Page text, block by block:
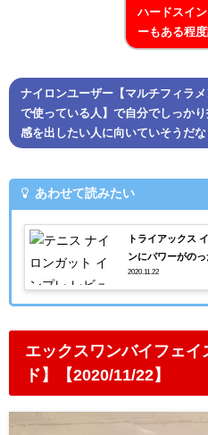
ハードスイ
ーもある程
ナイロンユーザー【マルチフィラ
で使っている人】で自分でしっか
感を出したい人に向いていそうだな
あわせて読みたい
トライアックス
ンにパワーがのっ
2020.11.22
エックスワンバイフェ
ド】【2020/11/22】